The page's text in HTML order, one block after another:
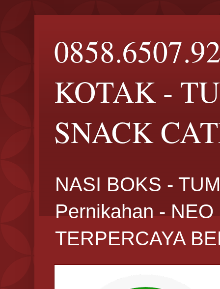
KOTAK -
SNACK
NASI BOKS -
Pernikahan -
TERPERCAYA